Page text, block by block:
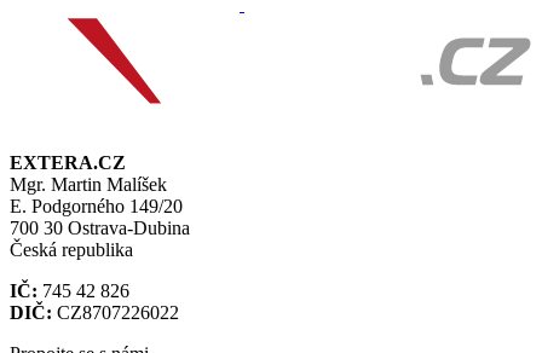
EXTERA.CZ
Mgr. Martin Malíšek
E. Podgorného 149/20
700 30 Ostrava-Dubina
Česká republika
IČ: 745 42 826
DIČ: CZ8707226022